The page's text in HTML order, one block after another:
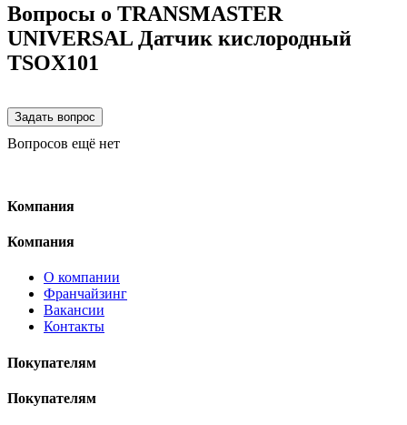
Вопросы о TRANSMASTER
UNIVERSAL Датчик кислородный
TSOX101
Вопросов ещё нет
Компания
Компания
О компании
Франчайзинг
Вакансии
Контакты
Покупателям
Покупателям